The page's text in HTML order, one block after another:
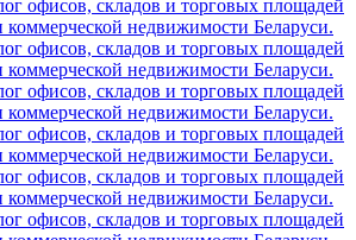
офисов, складов и торговых площадей
коммерческой недвижимости Беларуси.
офисов, складов и торговых площадей
коммерческой недвижимости Беларуси.
офисов, складов и торговых площадей
коммерческой недвижимости Беларуси.
офисов, складов и торговых площадей
коммерческой недвижимости Беларуси.
офисов, складов и торговых площадей
коммерческой недвижимости Беларуси.
офисов, складов и торговых площадей